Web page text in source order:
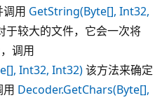
用 GetString(Byte[], Int32,
于较大的文件，它会一次将
调用
Int32, Int32)该方法来确定
用 Decoder.GetChars(Byte[],